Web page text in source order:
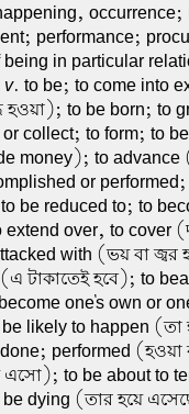
performance;
in particular
v. to be; to come into
হওয়া); to be born; to
collect; to form; to
money); to
or
be reduced to; to
extend over, to cover
with (ভয় বা জ্বর
টাকাতেই হবে); to
one's own or
be likely to happen
performed
to be about to
dying (তার হয়ে